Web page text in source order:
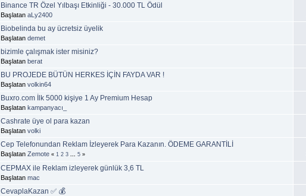
Binance TR Özel Yılbaşı Etkinliği - 30.000 TL Ödül
Başlatan aLy2400
Biobelinda bu ay ücretsiz üyelik
Başlatan demet
bizimle çalışmak ister misiniz?
Başlatan berat
BU PROJEDE BÜTÜN HERKES İÇİN FAYDA VAR !
Başlatan volkin64
Buxro.com İlk 5000 kişiye 1 Ay Premium Hesap
Başlatan kampanyacı_
Cashrate üye ol para kazan
Başlatan volki
Cep Telefonundan Reklam İzleyerek Para Kazanın. ÖDEME GARANTİLİ
Başlatan Zemote « 1 2 3 5 »
CEPMAX ile Reklam izleyerek günlük 3,6 TL
Başlatan mac
CevaplaKazan ✅ 💰